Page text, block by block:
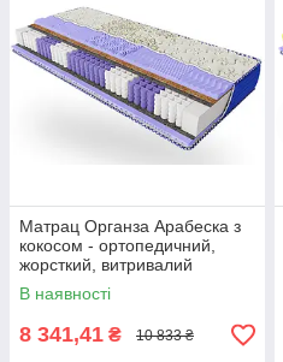
Матрац Органза Арабеска з
кокосом - ортопедичний,
жорсткий, витривалий
(Arabeska Organza) 90х190
В наявності
8 341,41 ₴ 10 833 ₴